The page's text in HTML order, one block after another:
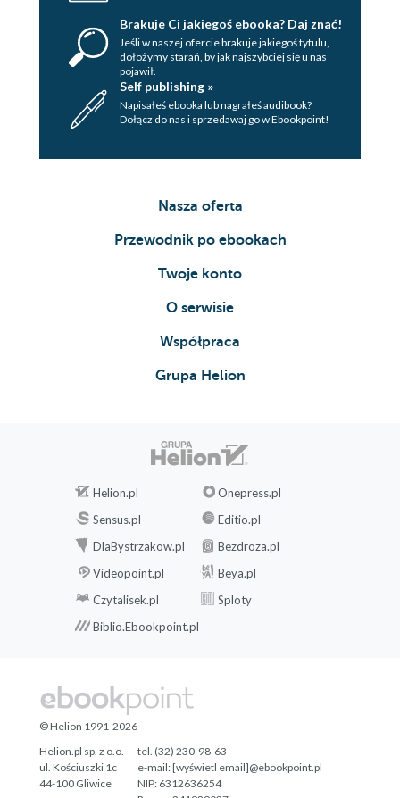
Brakuje Ci jakiegoś ebooka? Daj znać!
Jeśli w naszej ofercie brakuje jakiegoś tytulu,
dołożymy starań, by jak najszybciej się u nas
pojawił.
Self publishing »
Napisałeś ebooka lub nagrałeś audibook?
Dołącz do nas i sprzedawaj go w Ebookpoint!
Nasza oferta
Przewodnik po ebookach
Twoje konto
O serwisie
Współpraca
Grupa Helion
Helion.pl
Onepress.pl
Sensus.pl
Editio.pl
DlaBystrzakow.pl
Bezdroza.pl
Videopoint.pl
Beya.pl
Czytalisek.pl
Sploty
Biblio.Ebookpoint.pl
© Helion 1991-2026
Helion.pl sp. z o.o.
ul. Kościuszki 1c
44-100 Gliwice
tel. (32) 230-98-63
e-mail:[wyświetl email]@ebookpoint.pl
NIP: 6312636254